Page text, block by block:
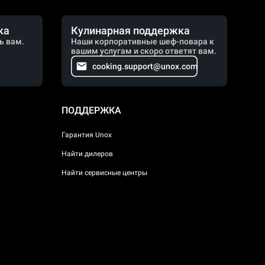
вам.
Кулинарная поддержка
Наши корпоративные шеф-повара к
вашим услугам и скоро ответят вам.
cooking.support@unox.com
ПОДДЕРЖКА
Гарантия Unox
Найти дилеров
Найти сервисные центры